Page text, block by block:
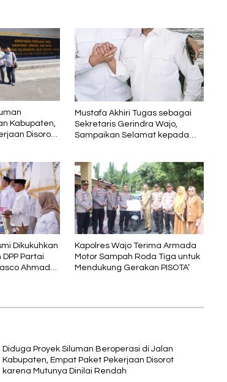
Kabupaten,
Disorot
Mustafa Akhiri Tugas sebagai
Sekretaris Gerindra Wajo,
Sampaikan Selamat kepada
Dikukuhkan
Partai
Ahmad
Kapolres Wajo Terima Armada
Motor Sampah Roda Tiga untuk
Mendukung Gerakan PISOTA’
Diduga Proyek Siluman Beroperasi di Jalan
Kabupaten, Empat Paket Pekerjaan Disorot
karena Mutunya Dinilai Rendah